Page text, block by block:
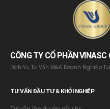
CÔNG TY CỔ PHẦN VINASC
Dịch Vụ Tư Vấn M&A Doanh Nghiệp
TƯ VẤN ĐẦU TƯ & KHỞI NGHIỆP